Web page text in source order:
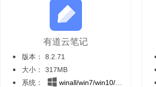
有道云笔记
版本：
8.2.71
大小：
317MB
系统：
winall/win7/win10/win11